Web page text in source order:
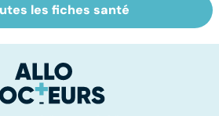
Un rhume, ça se
soigne ?
les fiches santé